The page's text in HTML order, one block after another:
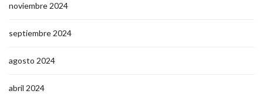
noviembre 2024
septiembre 2024
agosto 2024
abril 2024